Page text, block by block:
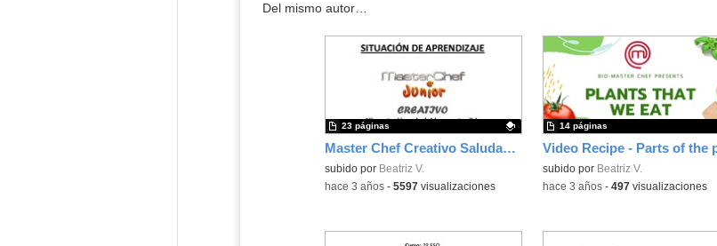
Del mismo autor…
Master Chef Creativo Saludable y Sostenible - 3ESO - Situación Aprendizaje
Contenido educativo.
subido por Beatriz V.
23 páginas
-hace 3 años- 5597visualizaciones
Contenido educativo.
subido por Beatriz V.
14 páginas
-hace 3 años- 497visualizaciones